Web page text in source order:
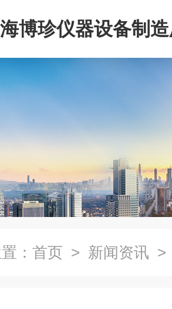
博珍仪器设备制
： 首页 > 新闻资讯 >